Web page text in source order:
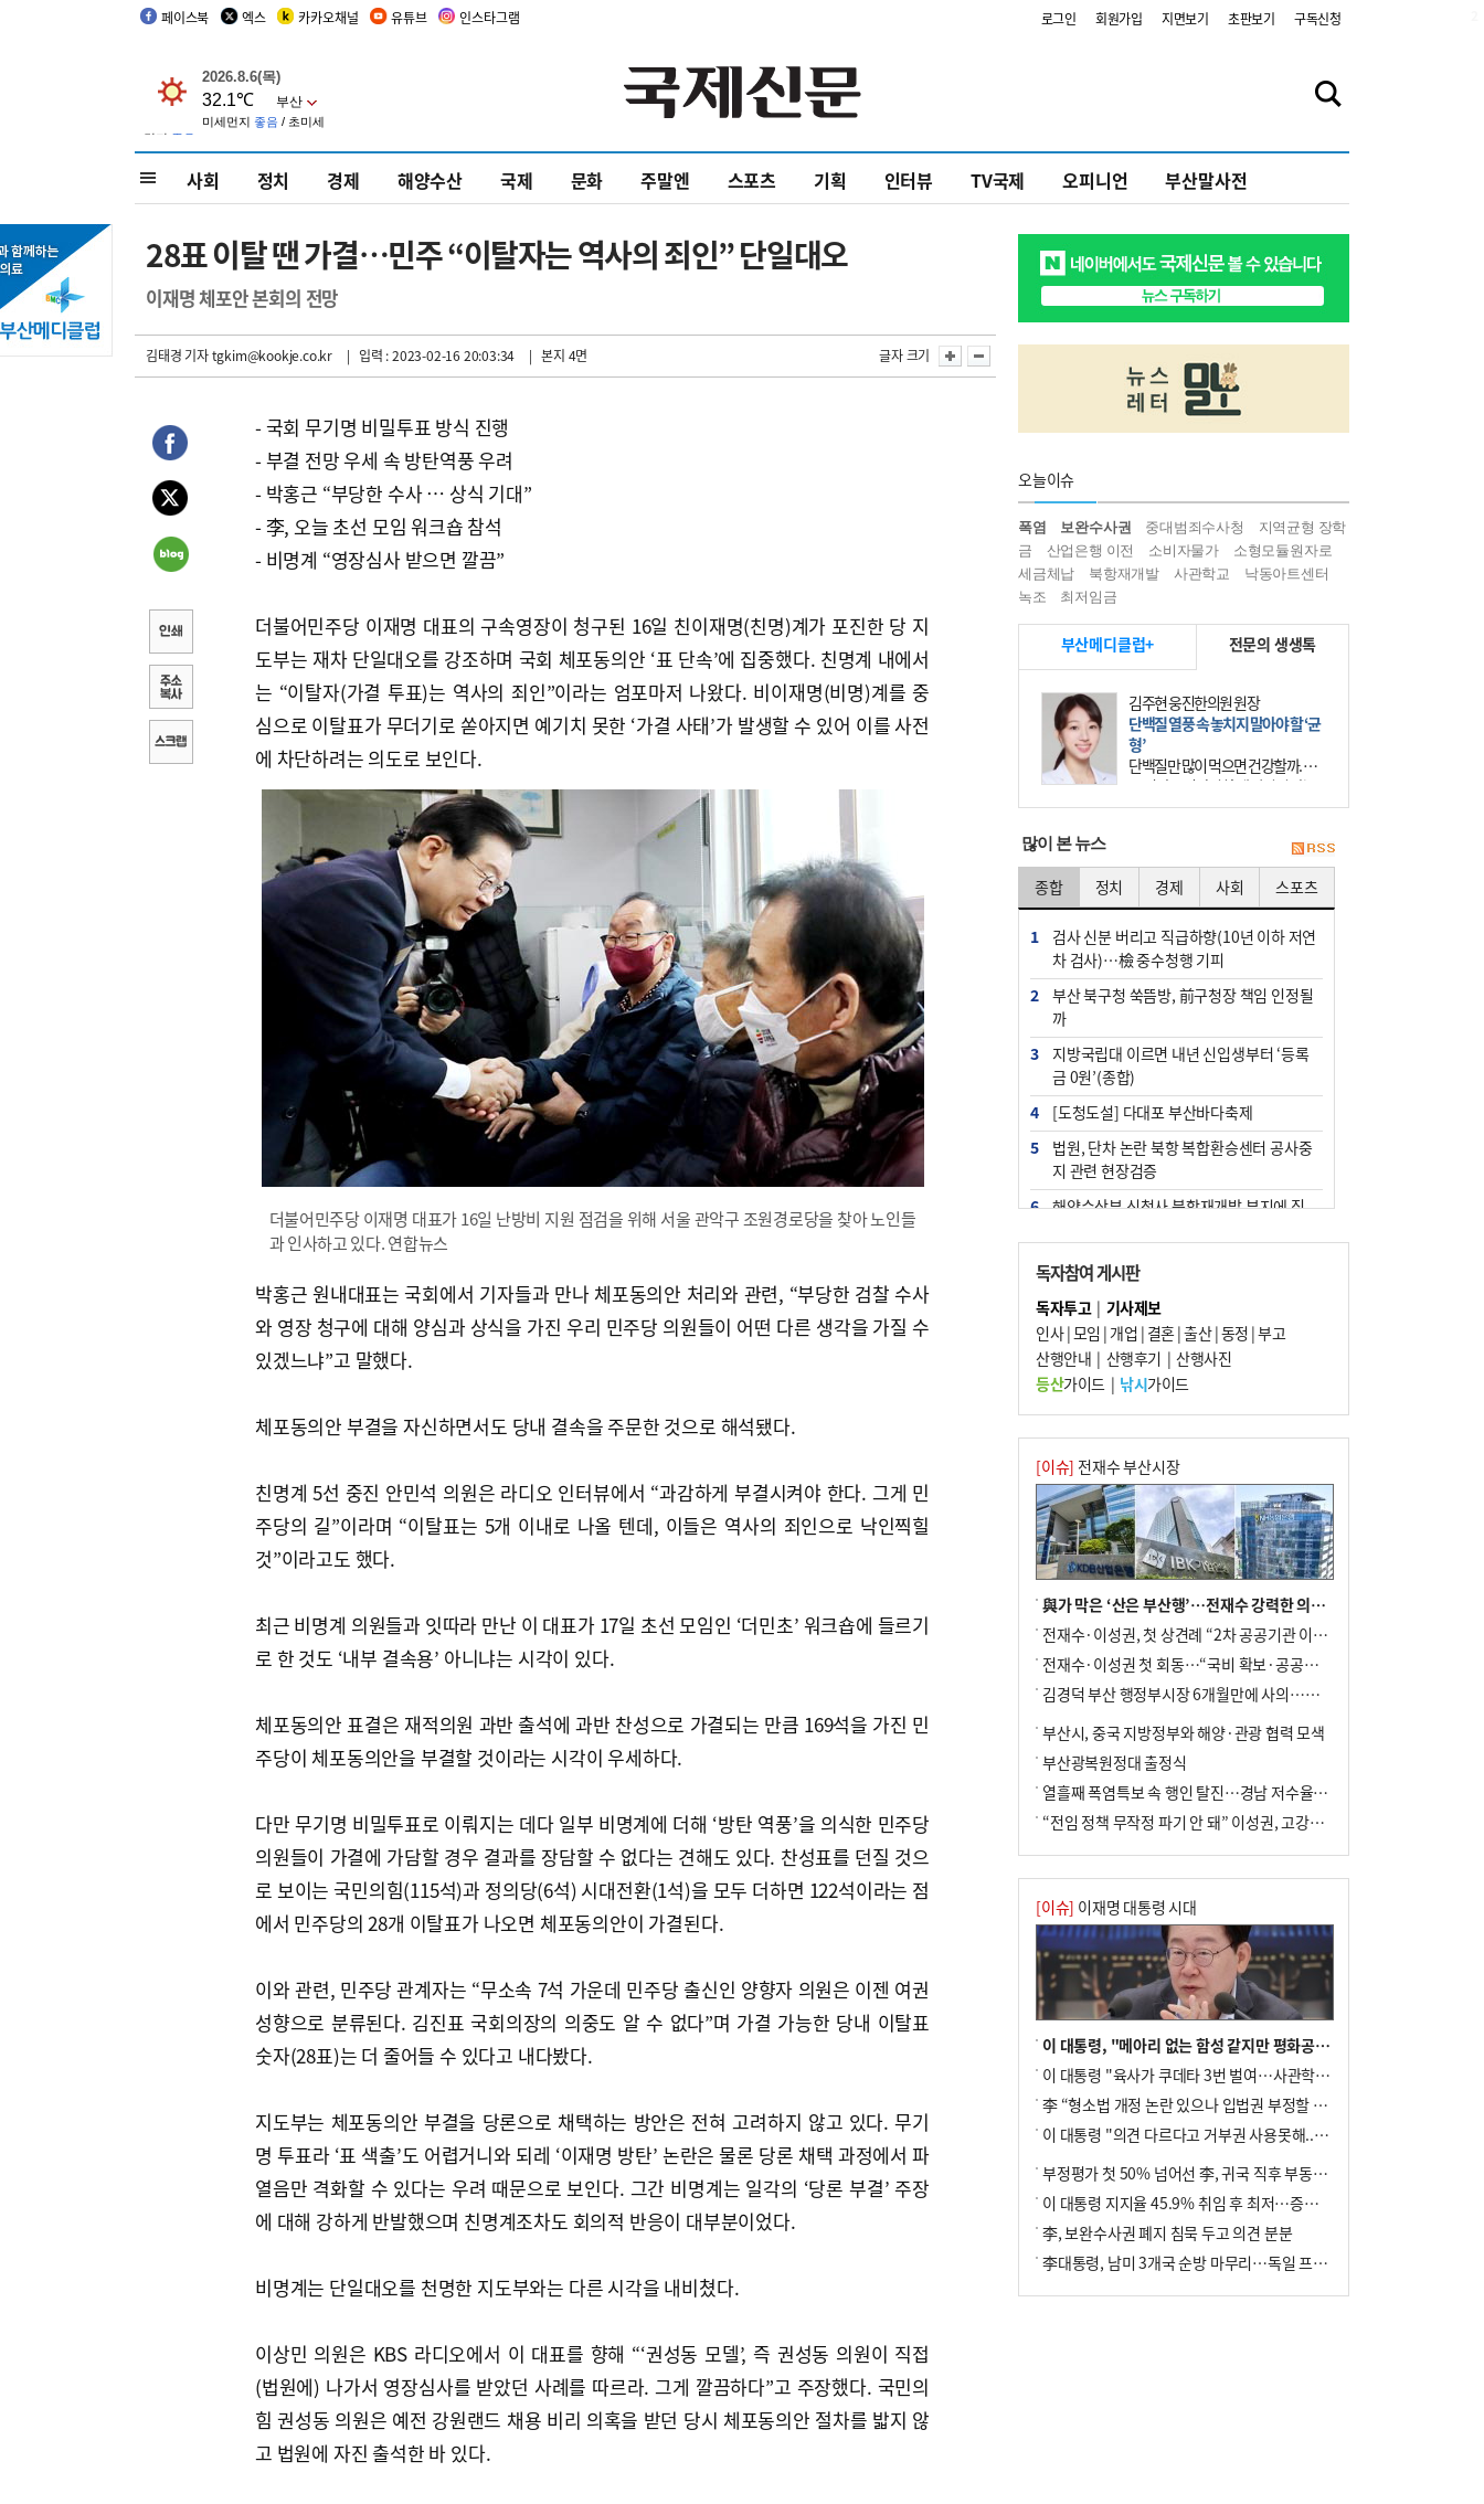
페이스북 엑스 카카오채널 유튜브 인스타그램 로그인 회원가입 지면보기 초판보기 구독신청
사회 정치 경제 해양수산 국제 문화 주말엔 스포츠 기획 인터뷰 TV국제 오피니언 부산말사전
28표 이탈 땐 가결…민주 “이탈자는 역사의 죄인” 단일대오
이재명 체포안 본회의 전망
김태경 기자tgkim@kookje.co.kr | 입력 : 2023-02-16 20:03:34 | 본지 4면 글자 크기
- 국회 무기명 비밀투표 방식 진행
- 부결 전망 우세 속 방탄역풍 우려
- 박홍근 “부당한 수사 … 상식 기대”
- 李, 오늘 초선 모임 워크숍 참석
- 비명계 “영장심사 받으면 깔끔”
더불어민주당 이재명 대표의 구속영장이 청구된 16일 친이재명(친명)계가 포진한 당 지
도부는 재차 단일대오를 강조하며 국회 체포동의안 ‘표 단속’에 집중했다. 친명계 내에서
는 “이탈자(가결 투표)는 역사의 죄인”이라는 엄포마저 나왔다. 비이재명(비명)계를 중
심으로 이탈표가 무더기로 쏟아지면 예기치 못한 ‘가결 사태’가 발생할 수 있어 이를 사전
에 차단하려는 의도로 보인다.
더불어민주당 이재명 대표가 16일 난방비 지원 점검을 위해 서울 관악구 조원경로당을 찾아 노인들
과 인사하고 있다. 연합뉴스
박홍근 원내대표는 국회에서 기자들과 만나 체포동의안 처리와 관련, “부당한 검찰 수사
와 영장 청구에 대해 양심과 상식을 가진 우리 민주당 의원들이 어떤 다른 생각을 가질 수
있겠느냐”고 말했다.
체포동의안 부결을 자신하면서도 당내 결속을 주문한 것으로 해석됐다.
친명계 5선 중진 안민석 의원은 라디오 인터뷰에서 “과감하게 부결시켜야 한다. 그게 민
주당의 길”이라며 “이탈표는 5개 이내로 나올 텐데, 이들은 역사의 죄인으로 낙인찍힐
것”이라고도 했다.
최근 비명계 의원들과 잇따라 만난 이 대표가 17일 초선 모임인 ‘더민초’ 워크숍에 들르기
로 한 것도 ‘내부 결속용’ 아니냐는 시각이 있다.
체포동의안 표결은 재적의원 과반 출석에 과반 찬성으로 가결되는 만큼 169석을 가진 민
주당이 체포동의안을 부결할 것이라는 시각이 우세하다.
다만 무기명 비밀투표로 이뤄지는 데다 일부 비명계에 더해 ‘방탄 역풍’을 의식한 민주당
의원들이 가결에 가담할 경우 결과를 장담할 수 없다는 견해도 있다. 찬성표를 던질 것으
로 보이는 국민의힘(115석)과 정의당(6석) 시대전환(1석)을 모두 더하면 122석이라는 점
에서 민주당의 28개 이탈표가 나오면 체포동의안이 가결된다.
이와 관련, 민주당 관계자는 “무소속 7석 가운데 민주당 출신인 양향자 의원은 이젠 여권
성향으로 분류된다. 김진표 국회의장의 의중도 알 수 없다”며 가결 가능한 당내 이탈표
숫자(28표)는 더 줄어들 수 있다고 내다봤다.
지도부는 체포동의안 부결을 당론으로 채택하는 방안은 전혀 고려하지 않고 있다. 무기
명 투표라 ‘표 색출’도 어렵거니와 되레 ‘이재명 방탄’ 논란은 물론 당론 채택 과정에서 파
열음만 격화할 수 있다는 우려 때문으로 보인다. 그간 비명계는 일각의 ‘당론 부결’ 주장
에 대해 강하게 반발했으며 친명계조차도 회의적 반응이 대부분이었다.
비명계는 단일대오를 천명한 지도부와는 다른 시각을 내비쳤다.
이상민 의원은 KBS 라디오에서 이 대표를 향해 “‘권성동 모델’, 즉 권성동 의원이 직접
(법원에) 나가서 영장심사를 받았던 사례를 따르라. 그게 깔끔하다”고 주장했다. 국민의
힘 권성동 의원은 예전 강원랜드 채용 비리 의혹을 받던 당시 체포동의안 절차를 밟지 않
고 법원에 자진 출석한 바 있다.
오늘이슈
폭염 보완수사권 중대범죄수사청
지역균형 장학
금
산업은행 이전 소비자물가
소형모듈원자로
세금체납
북항재개발 사관학교
낙동아트센터
녹조
최저임금
부산메디클럽+ 전문의 생생톡
김주현 웅진한의원 원장
단백질 열풍 속 놓치지 말아야 할 ‘균
형’
단백질만 많이 먹으면 건강할까. 요
즘 건강을 이야기할 때 빠지지 않는
키워드가 단백질이다. 헬스장을 다니
많이 본 뉴스
종합 정치 경제 사회 스포츠
1
검사 신분 버리고 직급하향(10년 이하 저연
차 검사)…檢 중수청행 기피
2
부산 북구청 쑥뜸방, 前구청장 책임 인정될
까
3
지방국립대 이르면 내년 신입생부터 ‘등록
금 0원’(종합)
4
[도청도설] 다대포 부산바다축제
5
법원, 단차 논란 북항 복합환승센터 공사중
지 관련 현장검증
6
해양수산부 신청사 북항재개발 부지에 짓
7
지역 상권도 말라죽을 판이라…가뭄 속 밀
양물축제 강행 논란
8
통영시민 추석 전 35만 원 받는다
9
부산 철강공장 50대 노동자 추락사
10 국힘 부산시당, ‘정이한 조력’ 시의원 윤리
위에…‘한동훈 지지’도 신고접수
독자참여 게시판
독자투고| 기사제보
인사|모임 | 개업 | 결혼|출산|동정 |부고
산행안내 | 산행후기 | 산행사진
등산가이드| 낚시가이드
[이슈] 전재수 부산시장
與가 막은 ‘산은 부산행’…전재수 강력한 의지 표명 없인 공염불
전재수·이성권, 첫 상견례 “2차 공공기관 이전 초당 협력”(종합)
전재수·이성권 첫 회동…“국비 확보·공공기관 이전 협력”
김경덕 부산 행정부시장 6개월만에 사의…후임 인선 촉각
부산시, 중국 지방정부와 해양·관광 협력 모색
부산광복원정대 출정식
열흘째 폭염특보 속 행인 탈진…경남 저수율 평년의 절반
“전임 정책 무작정 파기 안 돼” 이성권, 고강도 ‘전재수 견제’ 예고
[이슈] 이재명 대통령 시대
이 대통령, "메아리 없는 함성 같지만 평화공존책 계속해야"
이 대통령 "육사가 쿠데타 3번 벌여…사관학교 통합 신속히 추진"
李 “형소법 개정 논란 있으나 입법권 부정할 만큼은 아냐”(종합)
이 대통령 "의견 다르다고 거부권 사용못해.. 입법권 부정할 상황이라 보기 어려워"
부정평가 첫 50% 넘어선 李, 귀국 직후 부동산·증시 점검(종합)
이 대통령 지지율 45.9% 취임 후 최저…증시 폭락·연임 개헌 논란 영향
李, 보완수사권 폐지 침묵 두고 의견 분분
李대통령, 남미 3개국 순방 마무리…독일 프랑크푸르트 향해 출발